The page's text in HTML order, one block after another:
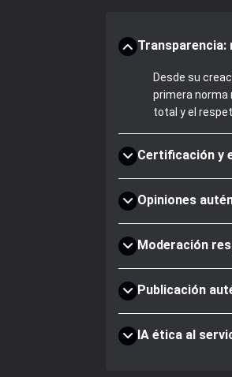
Transparencia:
Desde su
primera norma
total y el
Certificación y
Opiniones
Moderación
Publicación
IA ética al